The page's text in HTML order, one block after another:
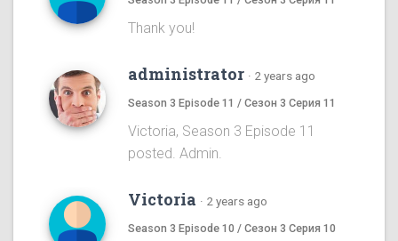
Thank you!
administrator · 2 years ago
Season 3 Episode 11 / Сезон 3 Серия 11
Victoria, Season 3 Episode 11
posted. Admin.
Victoria · 2 years ago
Season 3 Episode 10 / Сезон 3 Серия 10